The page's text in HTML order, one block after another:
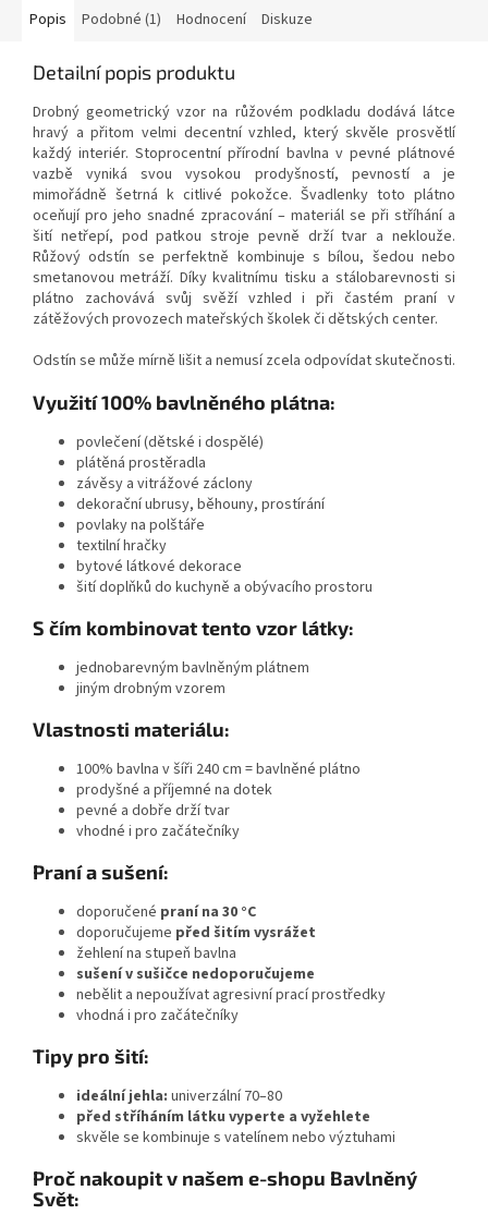
Popis Podobné (1) Hodnocení Diskuze
Detailní popis produktu
Drobný geometrický vzor na růžovém podkladu dodává látce
hravý a přitom velmi decentní vzhled, který skvěle prosvětlí
každý interiér. Stoprocentní přírodní bavlna v pevné plátnové
vazbě vyniká svou vysokou prodyšností, pevností a je
mimořádně šetrná k citlivé pokožce. Švadlenky toto plátno
oceňují pro jeho snadné zpracování – materiál se při stříhání a
šití netřepí, pod patkou stroje pevně drží tvar a neklouže.
Růžový odstín se perfektně kombinuje s bílou, šedou nebo
smetanovou metráží. Díky kvalitnímu tisku a stálobarevnosti si
plátno zachovává svůj svěží vzhled i při častém praní v
zátěžových provozech mateřských školek či dětských center.
Odstín se může mírně lišit a nemusí zcela odpovídat skutečnosti.
Využití 100% bavlněného plátna:
povlečení (dětské i dospělé)
plátěná prostěradla
závěsy a vitrážové záclony
dekorační ubrusy, běhouny, prostírání
povlaky na polštáře
textilní hračky
bytové látkové dekorace
šití doplňků do kuchyně a obývacího prostoru
S čím kombinovat tento vzor látky:
jednobarevným bavlněným plátnem
jiným drobným vzorem
Vlastnosti materiálu:
100% bavlna v šíři 240 cm = bavlněné plátno
prodyšné a příjemné na dotek
pevné a dobře drží tvar
vhodné i pro začátečníky
Praní a sušení:
doporučené praní na 30 °C
doporučujeme před šitím vysrážet
žehlení na stupeň bavlna
sušení v sušičce nedoporučujeme
nebělit a nepoužívat agresivní prací prostředky
vhodná i pro začátečníky
Tipy pro šití:
ideální jehla: univerzální 70–80
před stříháním látku vyperte a vyžehlete
skvěle se kombinuje s vatelínem nebo výztuhami
Proč nakoupit v našem e-shopu Bavlněný
Svět: